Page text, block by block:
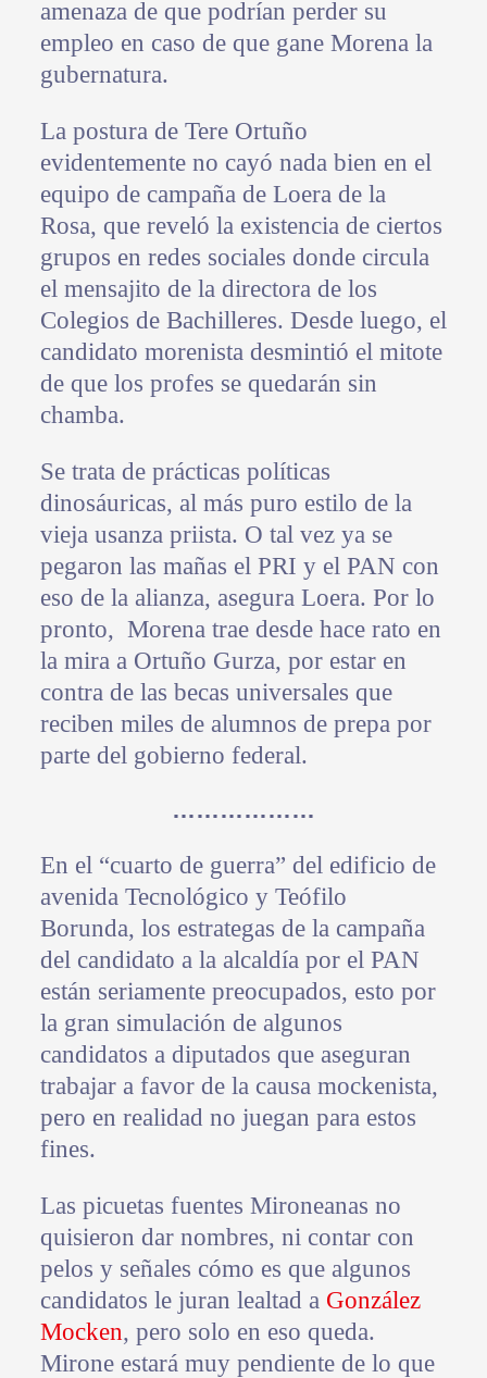
amenaza de que podrían perder su
empleo en caso de que gane Morena la
gubernatura.
La postura de Tere Ortuño
evidentemente no cayó nada bien en el
equipo de campaña de Loera de la
Rosa, que reveló la existencia de ciertos
grupos en redes sociales donde circula
el mensajito de la directora de los
Colegios de Bachilleres. Desde luego, el
candidato morenista desmintió el mitote
de que los profes se quedarán sin
chamba.
Se trata de prácticas políticas
dinosáuricas, al más puro estilo de la
vieja usanza priista. O tal vez ya se
pegaron las mañas el PRI y el PAN con
eso de la alianza, asegura Loera. Por lo
pronto, Morena trae desde hace rato en
la mira a Ortuño Gurza, por estar en
contra de las becas universales que
reciben miles de alumnos de prepa por
parte del gobierno federal.
………………
En el “cuarto de guerra” del edificio de
avenida Tecnológico y Teófilo
Borunda, los estrategas de la campaña
del candidato a la alcaldía por el PAN
están seriamente preocupados, esto por
la gran simulación de algunos
candidatos a diputados que aseguran
trabajar a favor de la causa mockenista,
pero en realidad no juegan para estos
fines.
Las picuetas fuentes Mironeanas no
quisieron dar nombres, ni contar con
pelos y señales cómo es que algunos
candidatos le juran lealtad a González
Mocken, pero solo en eso queda.
Mirone estará muy pendiente de lo que